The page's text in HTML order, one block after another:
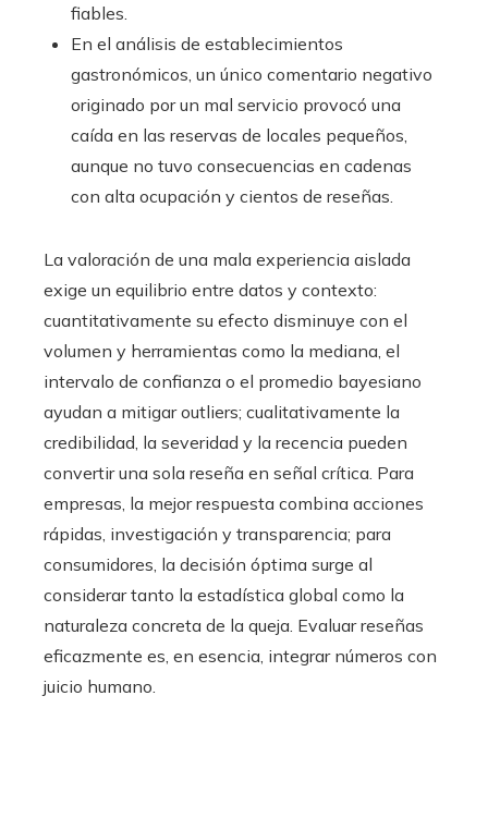
fiables.
En el análisis de establecimientos
gastronómicos, un único comentario negativo
originado por un mal servicio provocó una
caída en las reservas de locales pequeños,
aunque no tuvo consecuencias en cadenas
con alta ocupación y cientos de reseñas.
La valoración de una mala experiencia aislada
exige un equilibrio entre datos y contexto:
cuantitativamente su efecto disminuye con el
volumen y herramientas como la mediana, el
intervalo de confianza o el promedio bayesiano
ayudan a mitigar outliers; cualitativamente la
credibilidad, la severidad y la recencia pueden
convertir una sola reseña en señal crítica. Para
empresas, la mejor respuesta combina acciones
rápidas, investigación y transparencia; para
consumidores, la decisión óptima surge al
considerar tanto la estadística global como la
naturaleza concreta de la queja. Evaluar reseñas
eficazmente es, en esencia, integrar números con
juicio humano.